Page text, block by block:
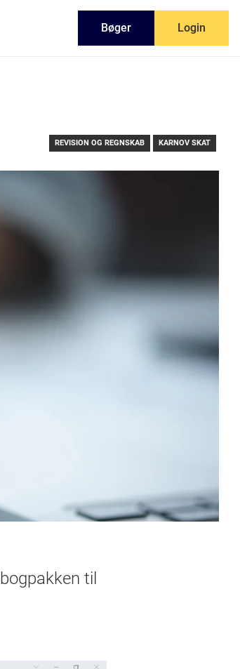
Bøger Login
REVISION OG REGNSKAB KARNOV SKAT
til